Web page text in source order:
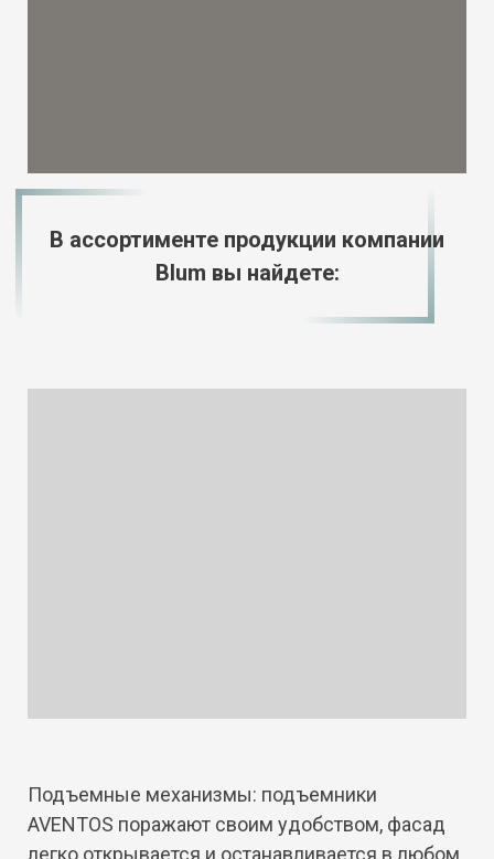
В ассортименте продукции компании
Blum вы найдете:
Подъемные механизмы: подъемники
AVENTOS поражают своим удобством, фасад
легко открывается и останавливается в любом